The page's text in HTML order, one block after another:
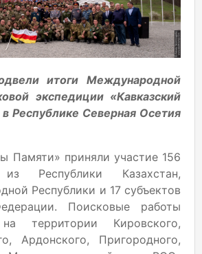
итоги Международной
экспедиции «Кавказский
Республике Северная Осетия
Памяти» приняли участие 156
из Республики Казахстан,
Республики и 17 субъектов
Поисковые работы
территории Кировского,
Ардонского, Пригородного,